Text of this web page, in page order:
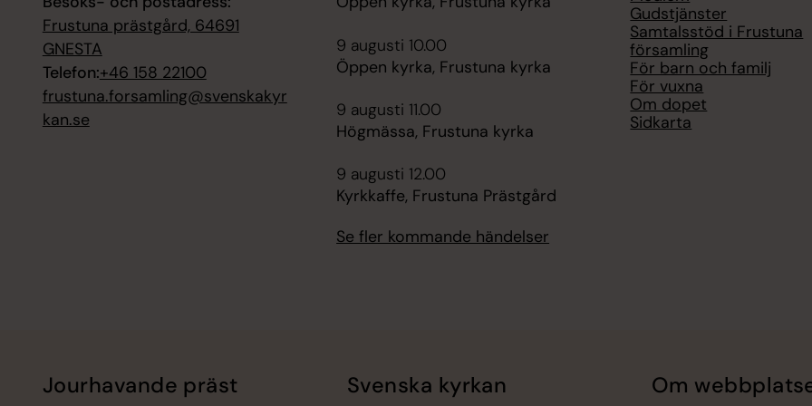
Frustuna prästgård, 64691
GNESTA
Telefon:+46 158 22100
frustuna.forsamling@svenskakyr
kan.se
9 augusti 10.00
Öppen kyrka, Frustuna kyrka
9 augusti 11.00
Högmässa, Frustuna kyrka
9 augusti 12.00
Kyrkkaffe, Frustuna Prästgård
Se fler kommande händelser
Gudstjänster
Samtalsstöd i Frustuna
församling
För barn och familj
För vuxna
Om dopet
Sidkarta
Jourhavande präst Svenska kyrkan Om